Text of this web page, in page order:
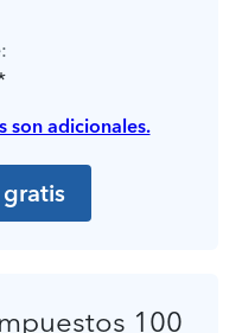
son adicionales.
100